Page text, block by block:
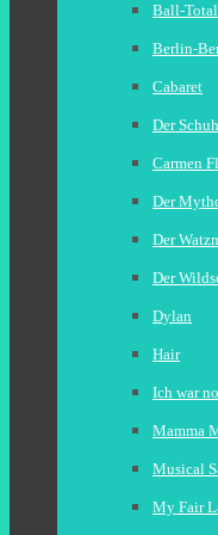
Ball-Total
Berlin-
Cabaret
Der
Carmen
Der
Der
Der
Dylan
Hair
Ich war
Mamma
Musical
My Fair